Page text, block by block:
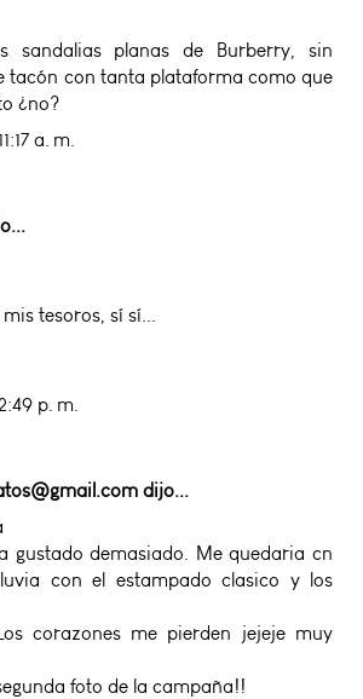
sandalias planas de Burberry, sin
tacón con tanta plataforma como que
¿no?
a. m.
tesoros, sí sí...
p. m.
dijo...
gustado demasiado. Me quedaria cn
con el estampado clasico y los
corazones me pierden jejeje muy
foto de la campaña!!